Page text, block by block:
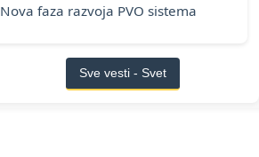
Nova faza razvoja PVO sistema
Sve vesti - Svet